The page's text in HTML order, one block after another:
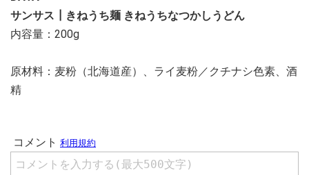
サンサス┃きねうち麺 きねうちなつかしうどん
内容量：200g
原材料：麦粉（北海道産）、ライ麦粉／クチナシ色素、酒
精